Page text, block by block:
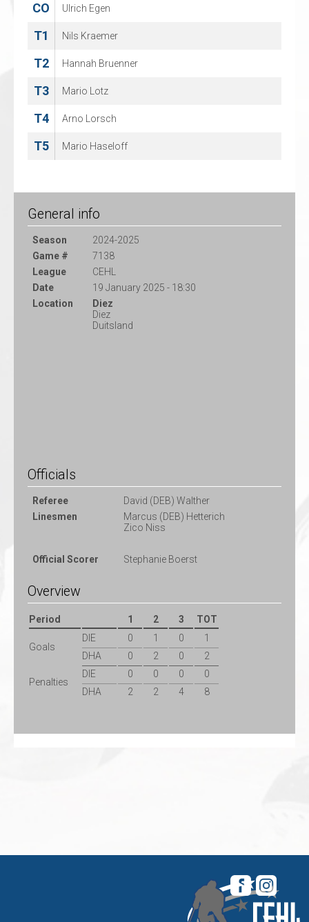
CO Ulrich Egen
T1 Nils Kraemer
T2 Hannah Bruenner
T3 Mario Lotz
T4 Arno Lorsch
T5 Mario Haseloff
CO Kristoff Vandenbroeck
T1 Aad Hogeboom
T2 Raymond van der Schuit
T3 Jimmy van Klink
T4 Angelo J.A. Bomius
General info
Season
2024-2025
Game #
7138
League
CEHL
Date
19 January 2025 - 18:30
Location
Diez
Diez
Duitsland
Officials
Referee
David (DEB) Walther
Linesmen
Marcus (DEB) Hetterich
Zico Niss
Official Scorer Stephanie Boerst
Overview
Period 1 2 3 TOT
Goals
DIE 0 1 0
1
DHA
0 2 0 2
Penalties
DIE 0 0 0
0
DHA
2 2 4 8